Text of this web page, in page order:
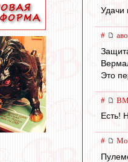
Удачи
#
Это
#
Есть!
#